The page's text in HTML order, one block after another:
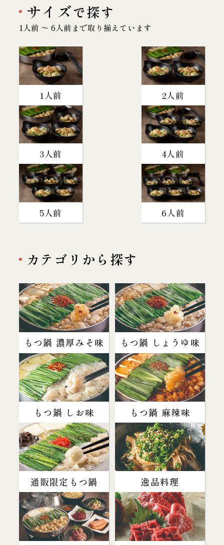
サイズで探す
1人前 〜 6人前まで取り揃えています
1人前 2人前
3人前 4人前
5人前 6人前
カテゴリから探す
もつ鍋 濃厚みそ味 もつ鍋 しょうゆ味
もつ鍋 しお味 もつ鍋 麻辣味
通販限定もつ鍋 逸品料理